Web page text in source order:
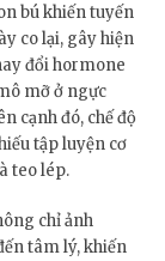
bú khiến tuyến
co lại, gây hiện
đổi hormone
mỡ ở ngực
cạnh đó, chế độ
tập luyện cơ
teo lép.
chỉ ảnh
tâm lý, khiến